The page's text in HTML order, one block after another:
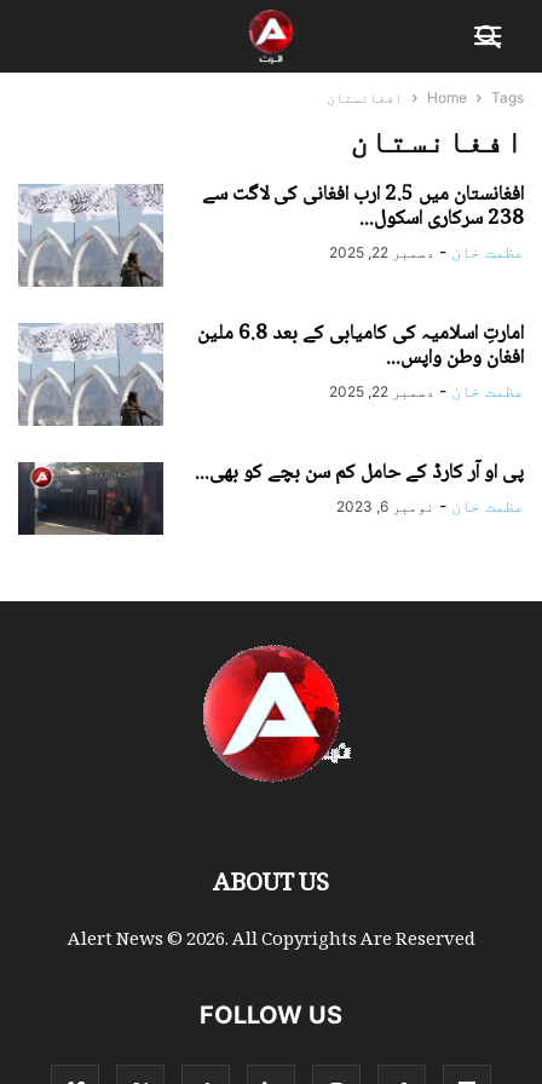
Home Tags افغانستان
افغانستان
افغانستان میں 2.5 ارب افغانی کی لاگت سے
238 سرکاری اسکول...
عظمت خان - دسمبر 22, 2025
امارتِ اسلامیہ کی کامیابی کے بعد 6.8 ملین
افغان وطن واپس...
عظمت خان - دسمبر 22, 2025
پی او آر کارڈ کے حامل کم سن بچے کو بھی...
عظمت خان - نومبر 6, 2023
ABOUT US
Alert News © 2026. All Copyrights Are Reserved
FOLLOW US